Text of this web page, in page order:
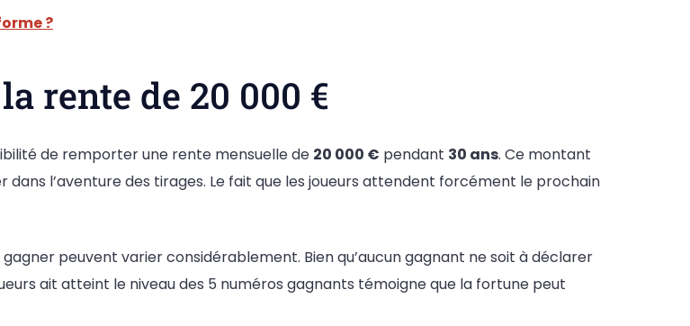
?
rente de 20 000 €
de remporter une rente mensuelle de 20 000 € pendant 30 ans. Ce montant
dans l’aventure des tirages. Le fait que les joueurs attendent forcément le prochain
peuvent varier considérablement. Bien qu’aucun gagnant ne soit à déclarer
ait atteint le niveau des 5 numéros gagnants témoigne que la fortune peut